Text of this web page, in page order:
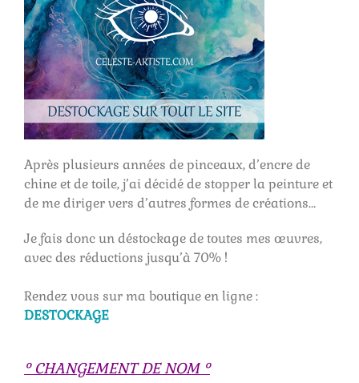
Après plusieurs années de pinceaux, d’encre de
chine et de toile, j’ai décidé de stopper la peinture et
de me diriger vers d’autres formes de créations…
Je fais donc un déstockage de toutes mes œuvres,
avec des réductions jusqu’à 70% !
Rendez vous sur ma boutique en ligne :
DESTOCKAGE
° CHANGEMENT DE NOM °